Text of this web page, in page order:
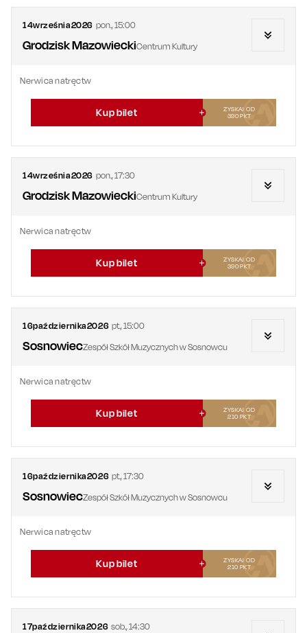
14września2026 pon.,15:00
Grodzisk MazowieckiCentrum Kultury
Nerwica natręctw
Kup bilet
ZYSKAJ OD
390PKT
14września2026 pon.,17:30
Grodzisk MazowieckiCentrum Kultury
Nerwica natręctw
Kup bilet
ZYSKAJ OD
390PKT
16października2026 pt.,15:00
SosnowiecZespół Szkół Muzycznych w Sosnowcu
Nerwica natręctw
Kup bilet
ZYSKAJ OD
210 PKT
16października2026 pt.,17:30
SosnowiecZespół Szkół Muzycznych w Sosnowcu
Nerwica natręctw
Kup bilet
ZYSKAJ OD
210 PKT
17października2026 sob.,14:30